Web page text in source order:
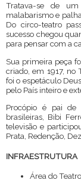
Tratava-se de
malabarismo e
Do circo-teatro
sucesso chegou
para pensar com a
Sua primeira peça
criado, em 1917, no
foi o espetáculo
pelo País inteiro e
Procópio é pai de
brasileiras, Bibi
televisão e
Prata, Redenção,
INFRAESTRUTURA
Área do